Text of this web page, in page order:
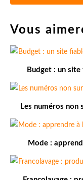
Vous
Budget : un
Les numéros
Mode :